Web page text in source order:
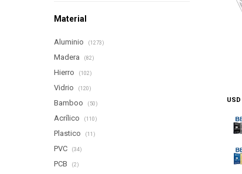
USD
Material
Aluminio (1273)
Madera (82)
Hierro (102)
Vidrio (120)
Bamboo (50)
Acrílico (110)
Plastico (11)
PVC (34)
PCB (2)